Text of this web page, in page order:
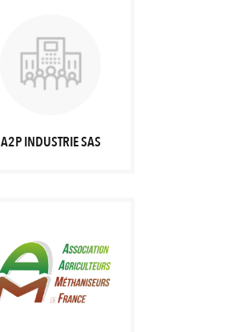
A2P INDUSTRIE SAS